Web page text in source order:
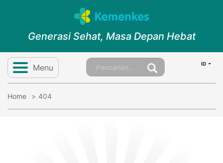
Generasi Sehat, Masa Depan Hebat
Menu ID
Home 404